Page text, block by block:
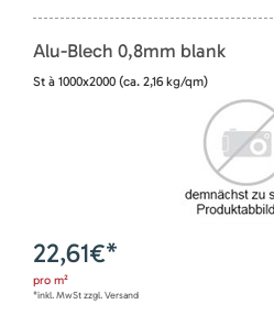
Alu-Blech 0,8mm blank
St à 1000x2000 (ca. 2,16 kg/qm)
22,61€*
pro m²
*inkl. MwSt zzgl. Versand